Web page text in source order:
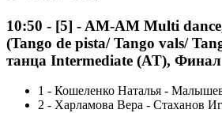
10:50 - [5] - AM-AM Multi
(Tango de pista/ Tango vals/
танца Intermediate (AT), Финал
1 - Кошеленко Наталья -
2 - Харламова Вера - Стаханов